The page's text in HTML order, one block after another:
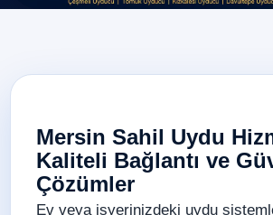
Mersin Sahil Uydu
Kaliteli Bağlantı ve
Çözümler
Ev veya işyerinizdeki uydu